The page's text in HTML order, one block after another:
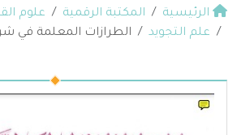
الرئيسية المكتبة الرقمية
علوم
علم التجويد
الطرازات المعلمة في